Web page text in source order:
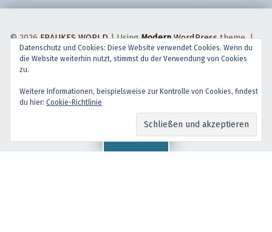
Menu
© 2026FRAUKES WORLD |UsingModern WordPresstheme.|
Back to top ↑
facebook
instagram
Datenschutz und Cookies: Diese Website verwendet Cookies. Wenn du
die Website weiterhin nutzt, stimmst du der Verwendung von Cookies
zu.
Weitere Informationen, beispielsweise zur Kontrolle von Cookies, findest
du hier: Cookie-Richtlinie